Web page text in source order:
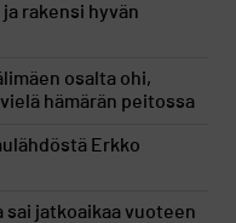
rakensi hyvän
osalta ohi,
hämärän peitossa
Erkko
sai jatkoaikaa vuoteen